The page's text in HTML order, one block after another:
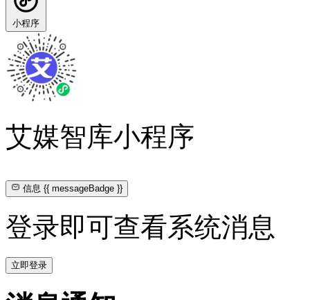
小程序
艾媒智库小程序
信息{{ messageBadge }}
登录即可查看系统消息
立即登录